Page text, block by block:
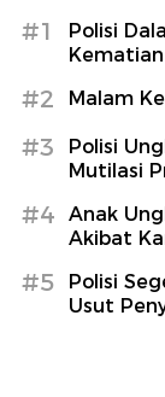
#1
Polisi
#2 Malam
#3
Polisi
Mutilasi
#4
Anak
Akibat
#5
Polisi
Usut